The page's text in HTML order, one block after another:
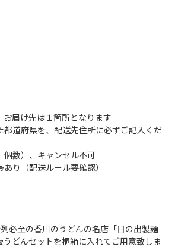
お届け先は１箇所となります
都道府県を、配送先住所に必ずご記入くだ
個数）、キャンセル不可
り（配送ルール要確認）
必至の香川のうどんの名店「日の出製麺
どんセットを桐箱に入れてご用意致しま